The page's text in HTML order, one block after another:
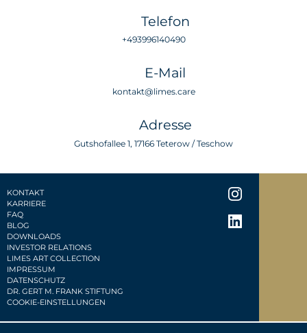
Telefon
+493996140490
E-Mail
kontakt@limes.care
Adresse
Gutshofallee 1, 17166 Teterow / Teschow
KONTAKT
KARRIERE
FAQ
BLOG
DOWNLOADS
INVESTOR RELATIONS
LIMES ART COLLECTION
IMPRESSUM
DATENSCHUTZ
DR. GERT M. FRANK STIFTUNG
COOKIE-EINSTELLUNGEN